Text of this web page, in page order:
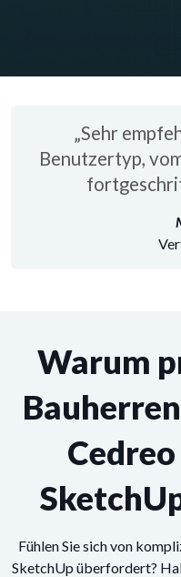
„Sehr
Benutzertyp,
Warum
Fühlen Sie sich von
SketchUp überfordert?